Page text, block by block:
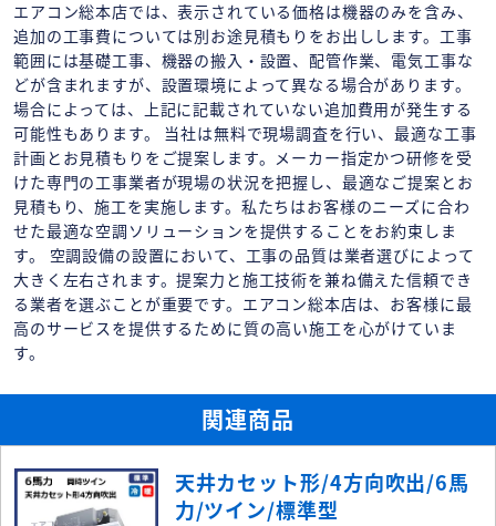
エアコン総本店では、表示されている価格は機器のみを含み、
追加の工事費については別お途見積もりをお出しします。工事
範囲には基礎工事、機器の搬入・設置、配管作業、電気工事な
どが含まれますが、設置環境によって異なる場合があります。
場合によっては、上記に記載されていない追加費用が発生する
可能性もあります。 当社は無料で現場調査を行い、最適な工事
計画とお見積もりをご提案します。メーカー指定かつ研修を受
けた専門の工事業者が現場の状況を把握し、最適なご提案とお
見積もり、施工を実施します。私たちはお客様のニーズに合わ
せた最適な空調ソリューションを提供することをお約束しま
す。 空調設備の設置において、工事の品質は業者選びによって
大きく左右されます。提案力と施工技術を兼ね備えた信頼でき
る業者を選ぶことが重要です。エアコン総本店は、お客様に最
高のサービスを提供するために質の高い施工を心がけていま
す。
関連商品
天井カセット形/4方向吹出/6馬
力/ツイン/標準型